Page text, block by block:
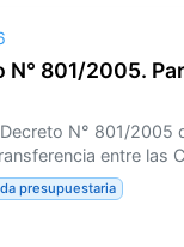
N° 801/2005.
N° 801/2005
entre las
presupuestaria